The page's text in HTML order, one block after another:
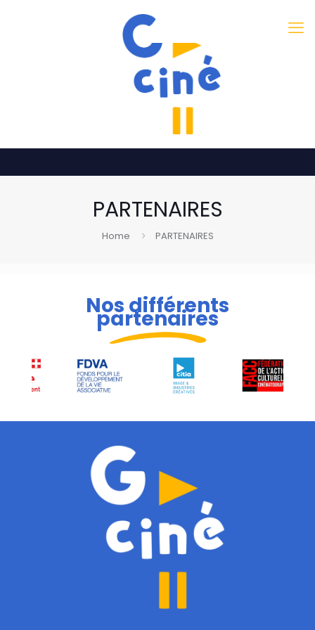
PARTENAIRES
Home PARTENAIRES
Nos différents
partenaires